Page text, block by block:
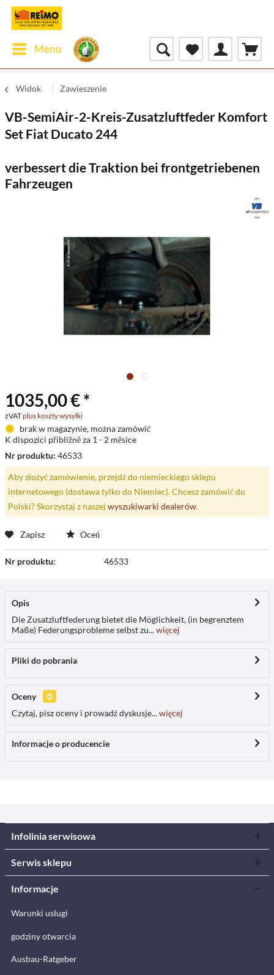
Menu
Widok Zawieszenie
VB-SemiAir-2-Kreis-Zusatzluftfeder Komfort
Set Fiat Ducato 244
verbessert die Traktion bei frontgetriebenen
Fahrzeugen
1035,00 € *
zVATplus koszty wysyłki
brak w magazynie, można zamówić
K dispozici přibližně za 1 - 2 měsíce
Nr produktu: 46533
Aby złożyć zamówienie, przejdź do niemieckiego sklepu
internetowego (dostawa tylko do Niemiec). Chcesz zamówić do
Polski? Skorzystaj z naszej wyszukiwarki dealerów.
Zapisz Oceń
Nr produktu: 46533
Opis
Die Zusatzluftfederung bietet die Möglichkeit, (in begrenztem
Maße) Federungsprobleme selbst zu...więcej
Pliki do pobrania
Oceny
0
Czytaj, pisz oceny i prowadź dyskusje...więcej
Informacje o producencie
Infolinia serwisowa
Serwis sklepu
Informacje
Warunki usługi
godziny otwarcia
Ausbau-Ratgeber